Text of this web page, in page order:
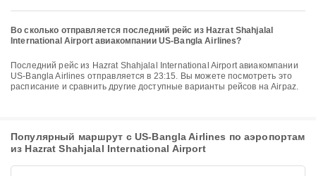
Во сколько отправляется последний рейс из Hazrat Shahjalal
International Airport авиакомпании US-Bangla Airlines?
Последний рейс из Hazrat Shahjalal International Airport авиакомпании
US-Bangla Airlines отправляется в 23:15. Вы можете посмотреть это
расписание и сравнить другие доступные варианты рейсов на Airpaz.
Популярный маршрут с US-Bangla Airlines по аэропортам
из Hazrat Shahjalal International Airport